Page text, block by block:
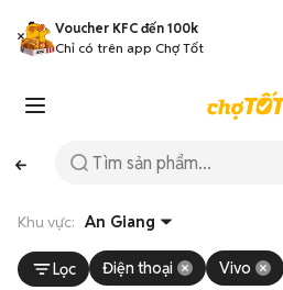
Voucher KFC đến 100k
Chỉ có trên app Chợ Tốt
Khu vực: An Giang
Lọc Điện thoại Vivo